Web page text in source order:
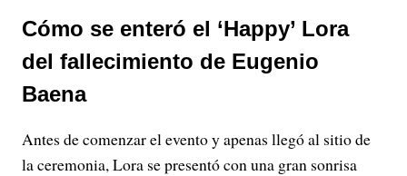
Cómo se enteró el ‘Happy’ Lora
del fallecimiento de Eugenio
Baena
Antes de comenzar el evento y apenas llegó al sitio de
la ceremonia, Lora se presentó con una gran sonrisa